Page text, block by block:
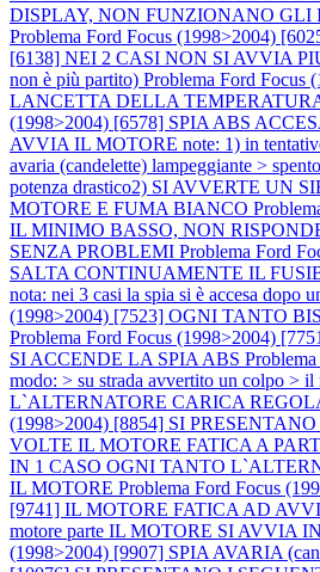
DISPLAY, NON FUNZIONANO GLI
Problema Ford Focus (1998>2004)
[6138] NEI 2 CASI NON SI AVVIA
non è più partito) Problema Ford
LANCETTA DELLA TEMPERATURA
(1998>2004) [6578] SPIA ABS
AVVIA IL MOTORE note: 1) in
avaria (candelette) lampeggiante >
potenza drastico2) SI AVVERTE UN
MOTORE E FUMA BIANCO
IL MINIMO BASSO, NON
SENZA PROBLEMI Problema Ford
SALTA CONTINUAMENTE IL
nota: nei 3 casi la spia si è accesa dopo
(1998>2004) [7523] OGNI TANTO
Problema Ford Focus (1998>2004)
SI ACCENDE LA SPIA ABS
modo: > su strada avvertito un colpo >
L`ALTERNATORE CARICA
(1998>2004) [8854] SI
VOLTE IL MOTORE FATICA A
IN 1 CASO OGNI TANTO
IL MOTORE Problema Ford Focus
[9741] IL MOTORE FATICA AD
motore parte IL MOTORE SI AVVIA
(1998>2004) [9907] SPIA AVARIA